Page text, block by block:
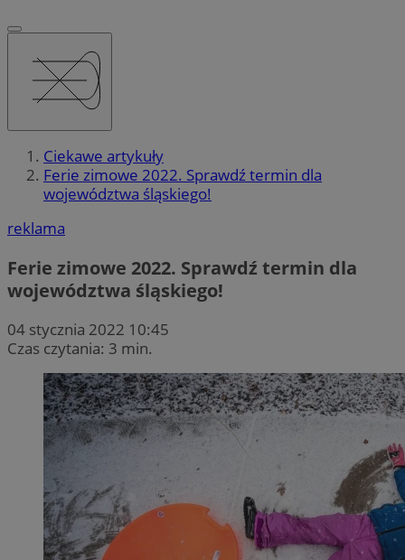
Ciekawe artykuły
Ferie zimowe 2022. Sprawdź termin dla
województwa śląskiego!
reklama
Ferie zimowe 2022. Sprawdź termin dla
województwa śląskiego!
04 stycznia 2022 10:45
Czas czytania: 3 min.